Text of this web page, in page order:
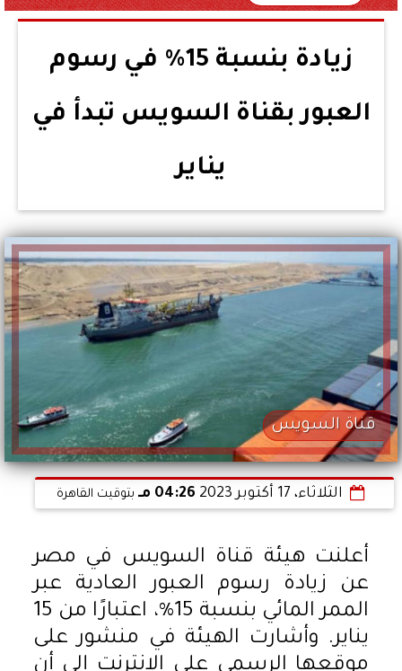
زيادة بنسبة 15% في رسوم
العبور بقناة السويس تبدأ في
يناير
قناة السويس
الثلاثاء، 17 أكتوبر 2023 04:26 مـ بتوقيت القاهرة
أعلنت هيئة قناة السويس في مصر
عن زيادة رسوم العبور العادية عبر
الممر المائي بنسبة 15%، اعتبارًا من 15
يناير. وأشارت الهيئة في منشور على
موقعها الرسمي على الإنترنت إلى أن